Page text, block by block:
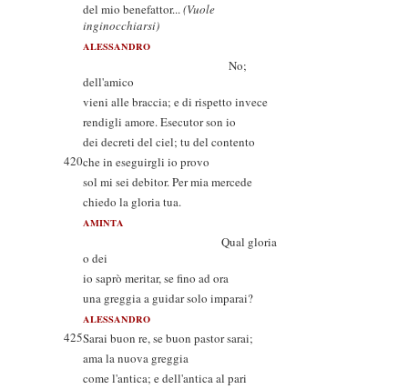
del mio benefattor...(Vuole
inginocchiarsi)
ALESSANDRO
No;
dell'amico
vieni alle braccia; e di rispetto invece
rendigli amore. Esecutor son io
dei decreti del ciel; tu del contento
420che in eseguirgli io provo
sol mi sei debitor. Per mia mercede
chiedo la gloria tua.
AMINTA
Qual gloria
o dei
io saprò meritar, se fino ad ora
una greggia a guidar solo imparai?
ALESSANDRO
425Sarai buon re, se buon pastor sarai;
ama la nuova greggia
come l'antica; e dell'antica al pari